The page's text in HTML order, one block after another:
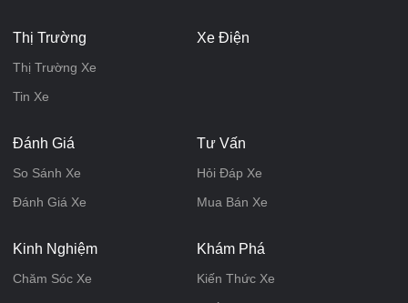
Thị Trường
Thị Trường Xe
Tin Xe
Xe Điện
Đánh Giá
So Sánh Xe
Đánh Giá Xe
Tư Vấn
Hỏi Đáp Xe
Mua Bán Xe
Kinh Nghiệm
Chăm Sóc Xe
Khám Phá
Kiến Thức Xe